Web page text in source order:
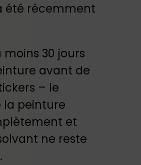
été récemment
30 jours
avant de
– le
la peinture
et
ne reste